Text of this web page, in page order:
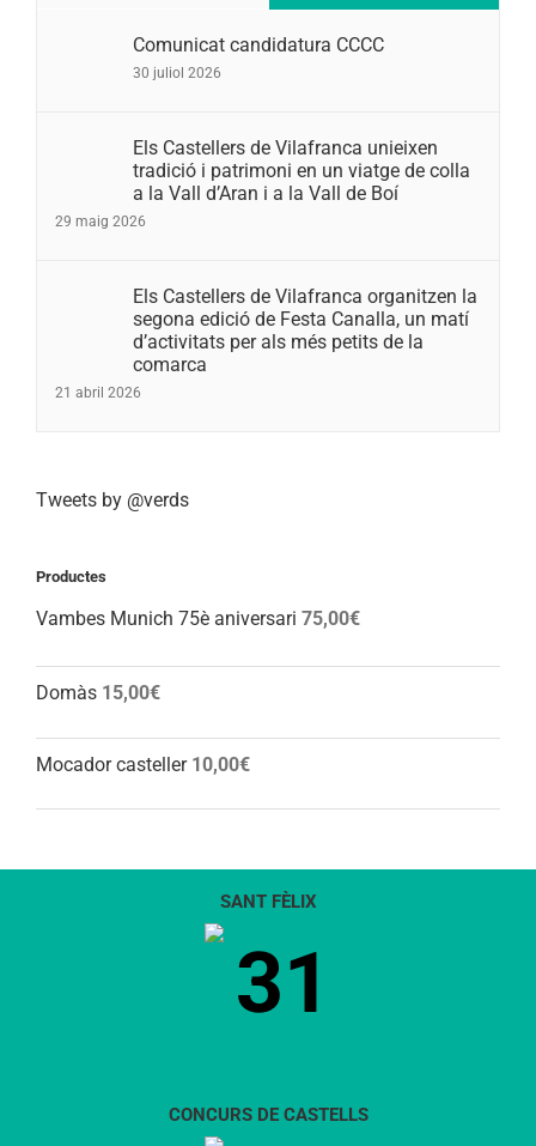
Comunicat candidatura CCCC
30 juliol 2026
Els Castellers de Vilafranca unieixen
tradició i patrimoni en un viatge de colla
a la Vall d’Aran i a la Vall de Boí
29 maig 2026
Els Castellers de Vilafranca organitzen la
segona edició de Festa Canalla, un matí
d’activitats per als més petits de la
comarca
21 abril 2026
Tweets by @verds
Productes
Vambes Munich 75è aniversari 75,00€
Domàs 15,00€
Mocador casteller 10,00€
SANT FÈLIX
31
CONCURS DE CASTELLS